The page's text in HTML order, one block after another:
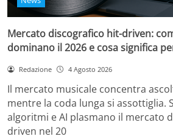
Mercato discografico hit-driven:
dominano il 2026 e cosa significa
Redazione 4 Agosto 2026
Il mercato musicale concentra
mentre la coda lunga si assottiglia.
algoritmi e AI plasmano il mercato
driven nel 20